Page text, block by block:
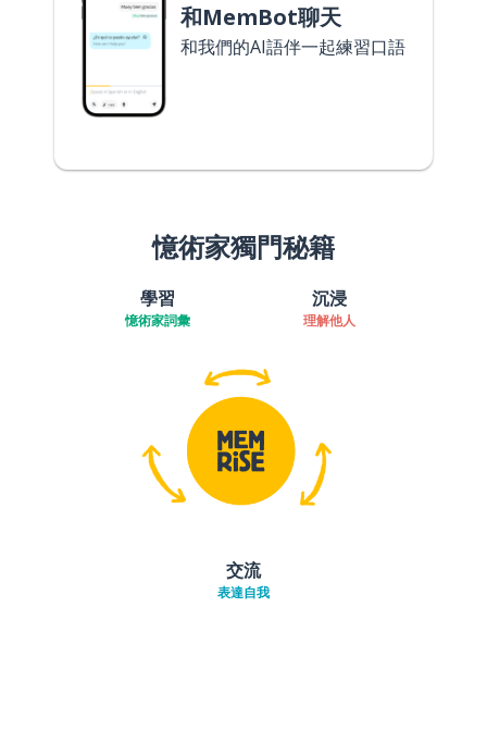
和MemBot聊天
和我們的AI語伴一起練習口語
憶術家獨門秘籍
學習
憶術家詞彙
沉浸
理解他人
交流
表達自我